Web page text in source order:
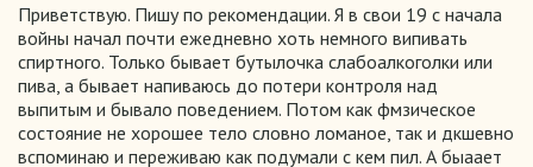
Приветствую. Пишу по рекомендации. Я в свои 19 с начала
войны начал почти ежедневно хоть немного випивать
спиртного. Только бывает бутылочка слабоалкоголки или
пива, а бывает напиваюсь до потери контроля над
выпитым и бывало поведением. Потом как фмзическое
состояние не хорошее тело словно ломаное, так и дкшевно
вспоминаю и переживаю как подумали с кем пил. А быаает